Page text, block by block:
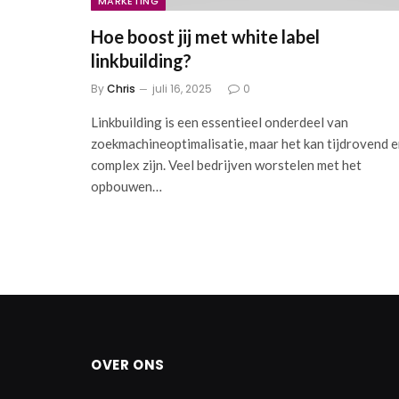
Hoe boost jij met white label
linkbuilding?
ByChris juli 16, 2025 0
Linkbuilding is een essentieel onderdeel van
zoekmachineoptimalisatie, maar het kan tijdrovend
complex zijn. Veel bedrijven worstelen met het
opbouwen…
OVER ONS